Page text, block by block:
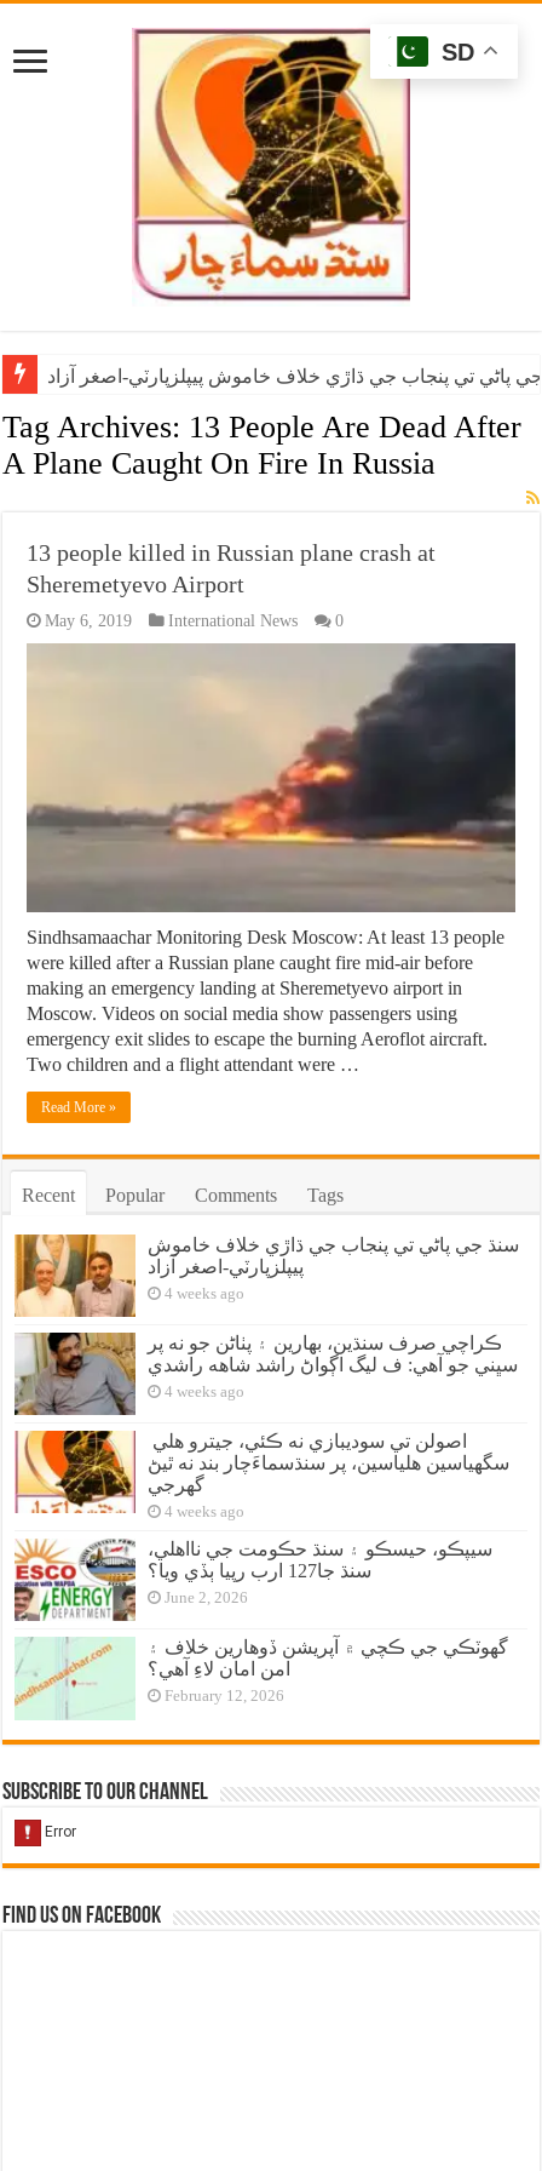
پاڻي تي پنجاب جي ڌاڙي خلاف خاموش پيپلزپارٽي-اصغر آزاد
Tag Archives: 13 People Are Dead After
A Plane Caught On Fire In Russia
13 people killed in Russian plane crash at
Sheremetyevo Airport
May 6, 2019 International News 0
Sindhsamaachar Monitoring Desk Moscow: At least 13 people
were killed after a Russian plane caught fire mid-air before
making an emergency landing at Sheremetyevo airport in
Moscow. Videos on social media show passengers using
emergency exit slides to escape the burning Aeroflot aircraft.
Two children and a flight attendant were …
Read More »
Recent Popular Comments Tags
سنڌ جي پاڻي تي پنجاب جي ڌاڙي خلاف خاموش
پيپلزپارٽي-اصغر آزاد
4 weeks ago
ڪراچي صرف سنڌين، بهارين ۽ پٺاڻن جو نه پر
سڀني جو آهي: ف ليگ اڳواڻ راشد شاهه راشدي
4 weeks ago
سگهياسين هلياسين، پر سنڌسماءَچار بند نه ٿيڻ
گهرجي
4 weeks ago
سيپڪو، حيسڪو ۽ سنڌ حڪومت جي نااهلي،
سنڌ جا127 ارب رپيا ٻڏي ويا؟
June 2, 2026
گهوٽڪي جي ڪچي ۾ آپريشن ڏوهارين خلاف ۽
امن امان لاءِ آهي؟
February 12, 2026
Subscribe to our Channel
Find us on Facebook
SD